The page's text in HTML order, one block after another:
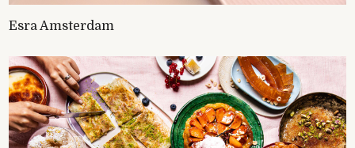
Esra Amsterdam